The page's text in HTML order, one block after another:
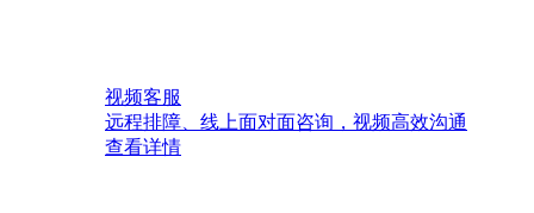
视频客服
远程排障、线上面对面咨询，视频高效沟通
查看详情